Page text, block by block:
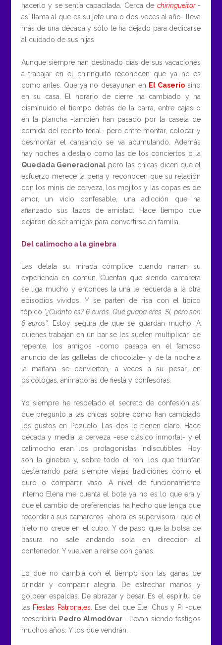
hacerlo y se sentía capacitada. Cerca de chiringueitor -
así llama al que es su jefe una o dos veces al año- lleva
más de una década y sólo le ha dejado para dedicarse
al cuidado de sus hijas.
Aunque siempre han destinado días de sus vacaciones
a trabajar en el chiringuito reconocen que ya no es
como antes. Que ya no desayunan en El Caserío sino
en su casa. El horario de cierre ha cambiado y ha
disminuido el tiempo detrás de la barra, entre cajas o
en la plancha -también han pasado por la caseta de
comida del recinto ferial- pero entre montar, colocar y
desmontar el cansancio se va acumulando. Además
hay noches a destajo como las de los conciertos o la
Quedada Generacional pero las chicas dicen que el
esfuerzo merece la pena y reconocen que su relación
con los minis de cerveza, los mojitos y las copas es de
amor, un vicio confesable, una adicción que ha
afianzado sus lazos de amistad. Hace tiempo que
dejaron de ser amigas para convertirse en familia.
Del calimocho a la ginebra
Las delata su mirada cómplice cuando narran su
experiencia en común. Cuentan que siendo camarera
se liga mucho y entonces la una le recuerda a la otra
episodios vividos. Y se parten de risa con el típico
tópico “¿Cuánto es? 6 euros. Qué guapa eres. Sí, pero son
6 euros”. Estoy segura de que se guardan mucho. A
quienes trabajan en un bar se les suelen multiplicar, de
repente, los amigos -como pasaba en el famoso
anuncio de las galletas de chocolate- y de la noche a
la mañana se convierten, a veces a su pesar, en
psicólogas, animadoras de fiesta y confesoras.
Yo siempre he respetado el secreto de confesión así
que pregunto a las chicas sobre cómo han cambiado
los gustos en Pozuelo. Las dos lo tienen claro. Hace
década y media la cerveza -ese clásico inmortal- y el
calimocho eran los protagonistas indiscutibles. Hoy
son la ginebra y, sobre todo el ron, los que triunfan
desterrando para siempre viejas tradiciones como el
duro o compartir vaso. A nivel de funcionamiento
interno Elena me cuenta el bote ya no es lo que era y
que el cambio de preferencias ha hecho que tenga que
recordar a sus camareros -ahora es supervisora- que el
hielo no crece en el cubo. Y de paso que la bolsa de
basura no sale andando sola en dirección al
contenedor. Y vuelven a reírse con ganas.
Lo que no cambia con el tiempo son las ganas de
brindar y compartir alegría. De estrechar manos y
golpear espaldas. De abrazar y besar. Es el espíritu de
las Fiestas Patronales. Ese del que Ele, Chus y Pi -que
reescribiría Pedro Almodóvar– llevan siendo testigos
muchos años. Y los que vendrán.